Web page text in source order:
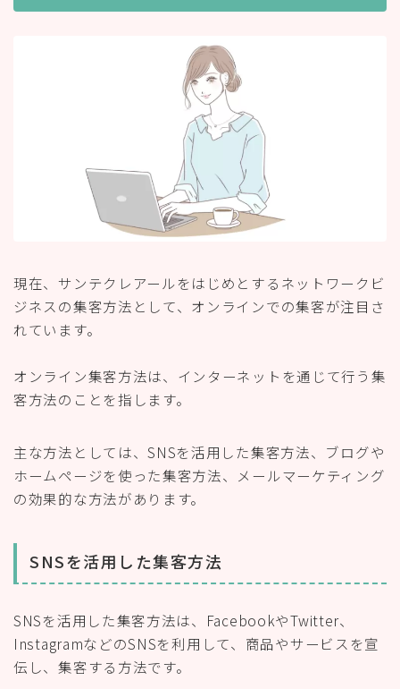
現在、サンテクレアールをはじめとするネットワークビ
ジネスの集客方法として、オンラインでの集客が注目さ
れています。
オンライン集客方法は、インターネットを通じて行う集
客方法のことを指します。
主な方法としては、SNSを活用した集客方法、ブログや
ホームページを使った集客方法、メールマーケティング
の効果的な方法があります。
SNSを活用した集客方法
SNSを活用した集客方法は、FacebookやTwitter、
InstagramなどのSNSを利用して、商品やサービスを宣
伝し、集客する方法です。